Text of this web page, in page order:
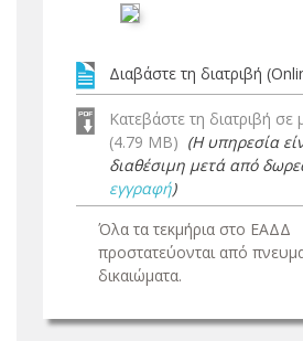
Διαβάστε τη διατριβή
Κατεβάστε τη διατριβή
(4.79 MB) (Η υπηρεσία
διαθέσιμη μετά από
εγγραφή)
Όλα τα τεκμήρια στο ΕΑΔΔ
προστατεύονται από
δικαιώματα.